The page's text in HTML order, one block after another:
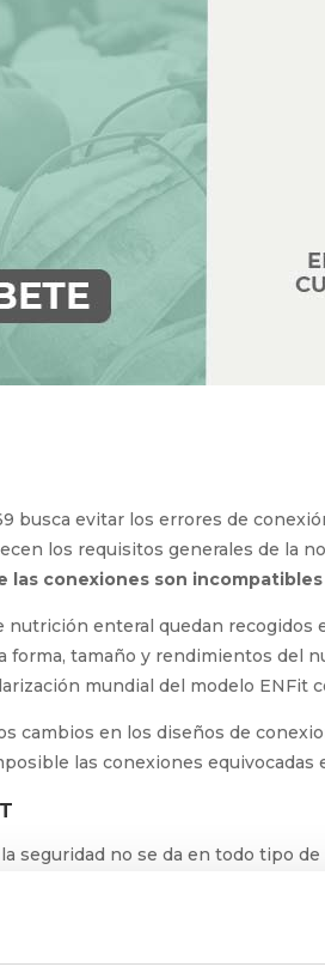
busca evitar los errores de
los requisitos generales de la
las conexiones son
nutrición enteral quedan recogidos
forma, tamaño y rendimientos del
mundial del modelo ENFit
cambios en los diseños de
las conexiones
seguridad no se da en todo tipo de
para la población neonatal y
de la normaISO 80369-3,